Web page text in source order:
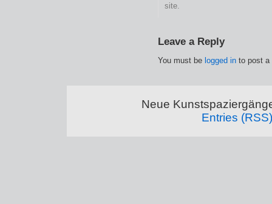
site.
Leave a Reply
You must be logged in to post a
Neue
Entries (RSS)